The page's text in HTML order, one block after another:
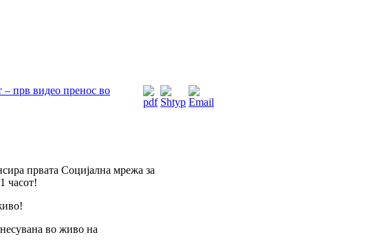
– прв видео пренос во
првата Социјална мрежа за
часот!
во живо на